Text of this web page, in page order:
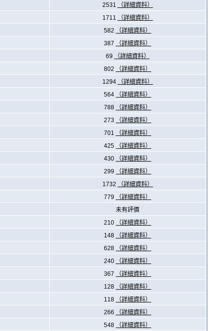
2531
（詳細資料）
1711
（詳細資料）
582
（詳細資料）
387
（詳細資料）
69
（詳細資料）
802
（詳細資料）
1294
（詳細資料）
564
（詳細資料）
788
（詳細資料）
273
（詳細資料）
701
（詳細資料）
425
（詳細資料）
430
（詳細資料）
299
（詳細資料）
1732
（詳細資料）
779
（詳細資料）
未有評價
210
（詳細資料）
148
（詳細資料）
628
（詳細資料）
240
（詳細資料）
367
（詳細資料）
128
（詳細資料）
118
（詳細資料）
266
（詳細資料）
548
（詳細資料）